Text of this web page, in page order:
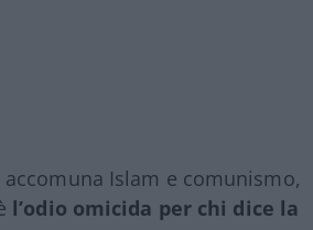
Islam e comunismo,
l’odio omicida per chi dice la